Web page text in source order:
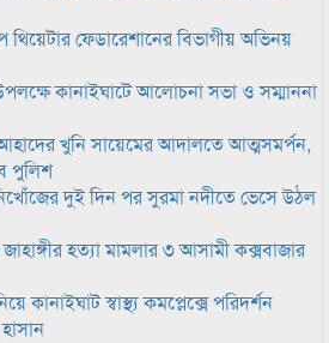
থিয়েটার ফেডারেশানের বিভাগীয় অভিনয়
কানাইঘাটে আলোচনা সভা ও সম্মাননা
খুনি সায়েমের আদালতে আত্মসমর্পন,
পুলিশ
দুই দিন পর সুরমা নদীতে ভেসে উঠল
হত্যা মামলার ৩ আসামী কক্সবাজার
কানাইঘাট স্বাস্থ্য কমপ্লেক্সে পরিদর্শন